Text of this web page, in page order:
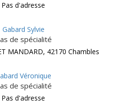
Pas d'adresse
Gabard Sylvie
de spécialité
MANDARD, 42170 Chambles
Véronique
de spécialité
Pas d'adresse